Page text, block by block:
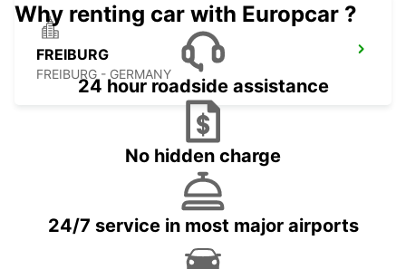
FREIBURG
FREIBURG - GERMANY
Why renting car with Europcar ?
24 hour roadside assistance
No hidden charge
24/7 service in most major airports